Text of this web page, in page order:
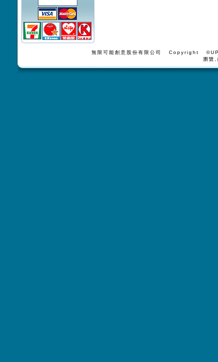
無限可能創意股份有限公司 Copyright
瀏